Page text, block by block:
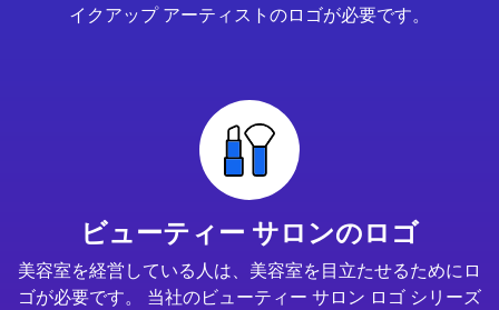
イクアップ アーティストのロゴが必要です。
ビューティー サロンのロゴ
美容室を経営している人は、美容室を目立たせるためにロ
ゴが必要です。 当社のビューティー サロン ロゴ シリーズ